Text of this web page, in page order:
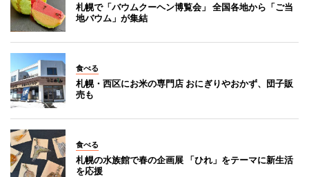
札幌で「バウムクーヘン博覧会」 全国各地から「ご当
地バウム」が集結
食べる
札幌・西区にお米の専門店 おにぎりやおかず、団子販
売も
食べる
札幌の水族館で春の企画展 「ひれ」をテーマに新生活
を応援